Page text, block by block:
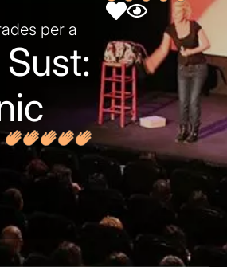
per a